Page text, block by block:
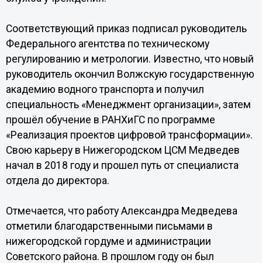
Соответствующий приказ подписал руководитель
Федерального агентства по техническому
регулированию и метрологии. Известно, что новый
руководитель окончил Волжскую государственную
академию водного транспорта и получил
специальность «Менеджмент организации», затем
прошёл обучение в РАНХиГС по программе
«Реализация проектов цифровой трансформации».
Свою карьеру в Нижегородском ЦСМ Медведев
начал в 2018 году и прошел путь от специалиста
отдела до директора.
Отмечается, что работу Александра Медведева
отметили благодарственными письмами в
нижегородской гордуме и администрации
Советского района. В прошлом году он был